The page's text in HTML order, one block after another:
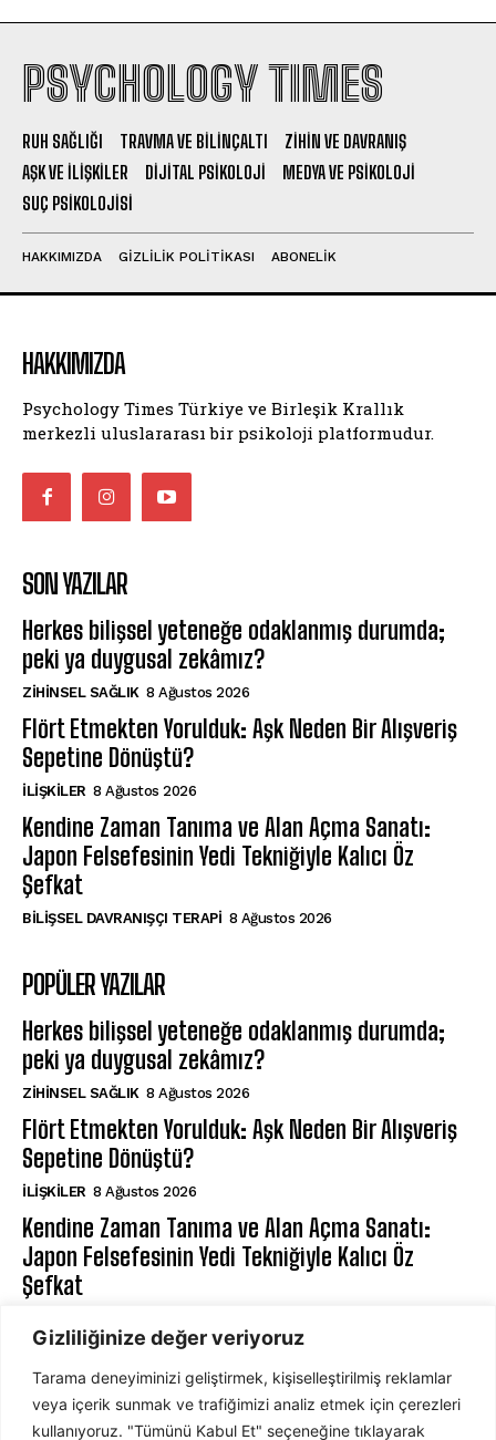
Gizliliğinize değer veriyoruz
Tarama deneyiminizi geliştirmek, kişiselleştirilmiş reklamlar
veya içerik sunmak ve trafiğimizi analiz etmek için çerezleri
kullanıyoruz. "Tümünü Kabul Et" seçeneğine tıklayarak
PSYCHOLOGY TIMES
RUH SAĞLIĞI TRAVMA VE BILINÇALTI
ZIHIN VE DAVRANIŞ
AŞK VE İLIŞKILER
DIJITAL PSIKOLOJI
MEDYA VE PSIKOLOJI
SUÇ PSIKOLOJISI
HAKKIMIZDA GIZLILIK POLITIKASI ABONELIK
HAKKIMIZDA
Psychology Times Türkiye ve Birleşik Krallık
merkezli uluslararası bir psikoloji platformudur.
SON YAZILAR
Herkes bilişsel yeteneğe odaklanmış durumda;
peki ya duygusal zekâmız?
ZIHINSEL SAĞLIK 8 Ağustos 2026
Flört Etmekten Yorulduk: Aşk Neden Bir Alışveriş
Sepetine Dönüştü?
İLIŞKILER 8 Ağustos 2026
Kendine Zaman Tanıma ve Alan Açma Sanatı:
Japon Felsefesinin Yedi Tekniğiyle Kalıcı Öz
Şefkat
BILIŞSEL DAVRANIŞÇI TERAPI 8 Ağustos 2026
POPÜLER YAZILAR
Herkes bilişsel yeteneğe odaklanmış durumda;
peki ya duygusal zekâmız?
ZIHINSEL SAĞLIK 8 Ağustos 2026
Flört Etmekten Yorulduk: Aşk Neden Bir Alışveriş
Sepetine Dönüştü?
İLIŞKILER 8 Ağustos 2026
Kendine Zaman Tanıma ve Alan Açma Sanatı:
Japon Felsefesinin Yedi Tekniğiyle Kalıcı Öz
Şefkat
ABONE OL